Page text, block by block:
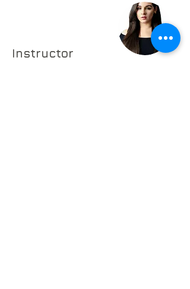
Instructor